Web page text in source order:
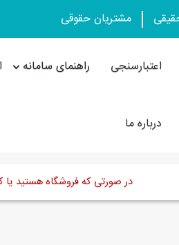
مشتریان حقوقی
اعتبارسنجی راهنمای سامانه
درباره ما
در صورتی که فروشگاه هستید یا